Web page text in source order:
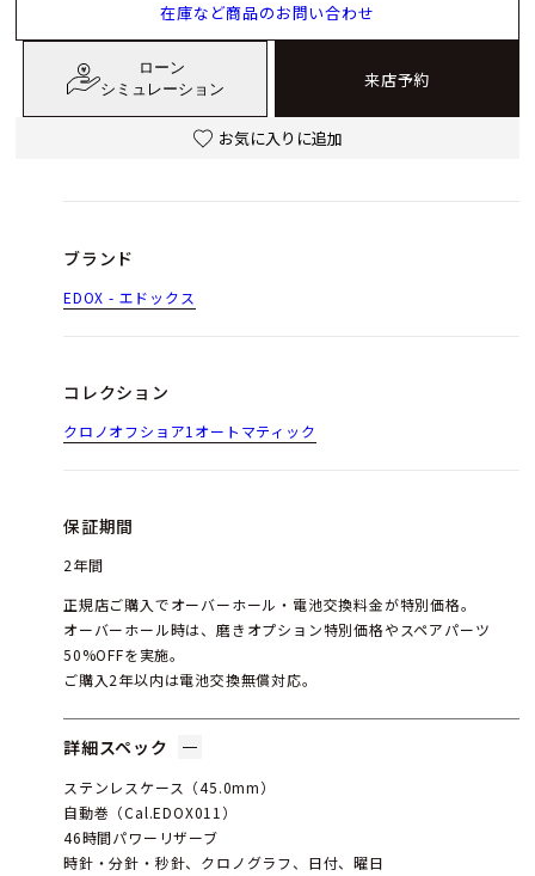
在庫など商品のお問い合わせ
ローン
シミュレーション
来店予約
お気に入りに追加
ブランド
EDOX - エドックス
コレクション
クロノオフショア1オートマティック
保証期間
2年間
正規店ご購入でオーバーホール・電池交換料金が特別価格。
オーバーホール時は、磨きオプション特別価格やスペアパーツ
50%OFFを実施。
ご購入2年以内は電池交換無償対応。
詳細スペック
ステンレスケース（45.0mm）
自動巻（Cal.EDOX011）
46時間パワーリザーブ
時針・分針・秒針、クロノグラフ、日付、曜日